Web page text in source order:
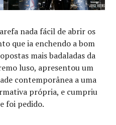
nada fácil de abrir os
que ia enchendo a bom
mais badaladas da
luso, apresentou um
contemporânea a uma
própria, e cumpriu
foi pedido.